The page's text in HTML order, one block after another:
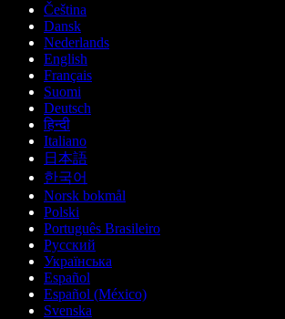
Čeština
Dansk
Nederlands
English
Français
Suomi
Deutsch
हिन्दी
Italiano
日本語
한국어
Norsk bokmål
Polski
Português Brasileiro
Русский
Українська
Español
Español (México)
Svenska